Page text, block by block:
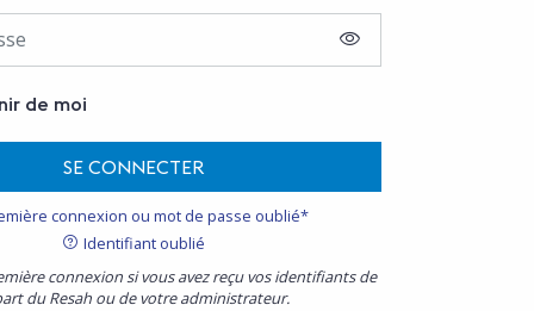
AFFICHER LE MOT
de moi
SE CONNECTER
connexion ou mot de passe oublié*
Identifiant oublié
connexion si vous avez reçu vos identifiants de
du Resah ou de votre administrateur.